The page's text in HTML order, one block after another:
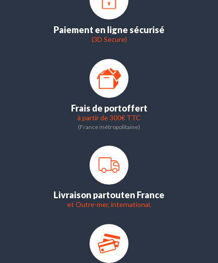
Paiement en ligne sécurisé
(3D Secure)
Frais de portoffert
à partir de 300€ TTC
(France métropolitaine)
Livraison partouten France
et Outre-mer, international.